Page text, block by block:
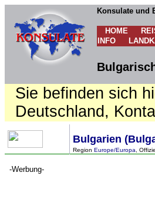
Konsulate und
HOME
INFO
Sie befinden sich
Deutschland,
Bulgarien
Region Europe/Europa ,
-Werbung-